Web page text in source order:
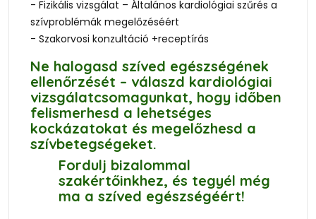
- Fizikális vizsgálat – Általános kardiológiai szűrés a
szívproblémák megelőzéséért
- Szakorvosi konzultáció +receptírás
Ne halogasd szíved egészségének
ellenőrzését – válaszd kardiológiai
vizsgálatcsomagunkat, hogy időben
felismerhesd a lehetséges
kockázatokat és megelőzhesd a
szívbetegségeket.
Fordulj bizalommal
szakértőinkhez, és tegyél még
ma a szíved egészségéért!